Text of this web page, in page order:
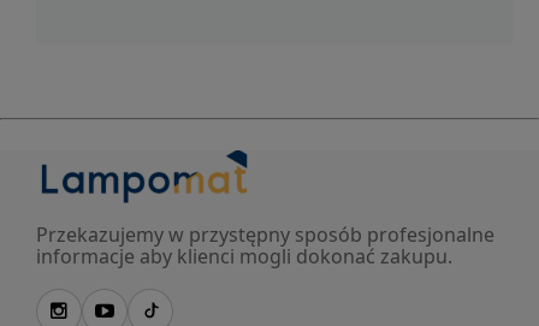
Przekazujemy w przystępny sposób profesjonalne
informacje aby klienci mogli dokonać zakupu.